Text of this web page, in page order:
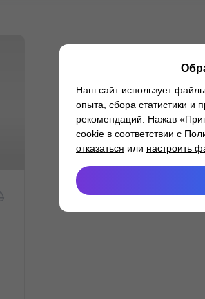
Наш сайт использует
опыта, сбора статистики и
рекомендаций. Нажав
cookie в соответствии с
отказаться или настроить